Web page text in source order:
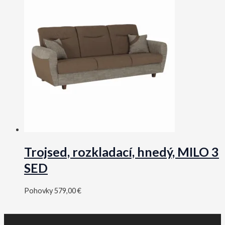
Trojsed, rozkladací, hnedý, MILO 3
SED
Pohovky579,00€